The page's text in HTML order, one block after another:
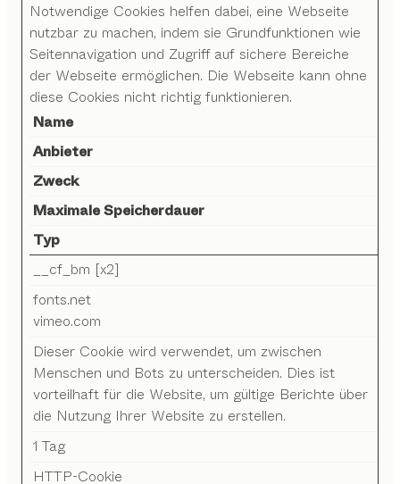
Notwendige Cookies helfen dabei, eine Webseite
nutzbar zu machen, indem sie Grundfunktionen wie
Seitennavigation und Zugriff auf sichere Bereiche
der Webseite ermöglichen. Die Webseite kann ohne
diese Cookies nicht richtig funktionieren.
Name
Anbieter
Zweck
Maximale Speicherdauer
Typ
__cf_bm [x2]
fonts.net
vimeo.com
Dieser Cookie wird verwendet, um zwischen
Menschen und Bots zu unterscheiden. Dies ist
vorteilhaft für die Website, um gültige Berichte über
die Nutzung Ihrer Website zu erstellen.
1 Tag
HTTP-Cookie